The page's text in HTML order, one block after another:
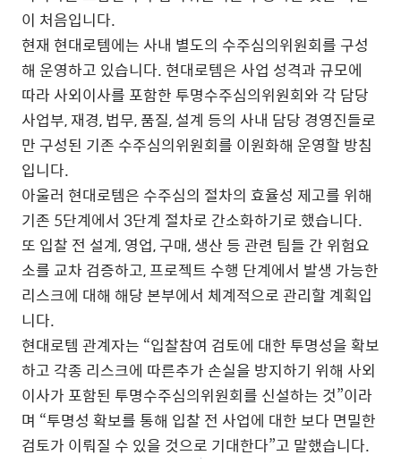
이 처음입니다.
현재 현대로템에는 사내 별도의 수주심의위원회를 구성
해 운영하고 있습니다. 현대로템은 사업 성격과 규모에
따라 사외이사를 포함한 투명수주심의위원회와 각 담당
사업부, 재경, 법무, 품질, 설계 등의 사내 담당 경영진들로
만 구성된 기존 수주심의위원회를 이원화해 운영할 방침
입니다.
아울러 현대로템은 수주심의 절차의 효율성 제고를 위해
기존 5단계에서 3단계 절차로 간소화하기로 했습니다.
또 입찰 전 설계, 영업, 구매, 생산 등 관련 팀들 간 위험요
소를 교차 검증하고, 프로젝트 수행 단계에서 발생 가능한
리스크에 대해 해당 본부에서 체계적으로 관리할 계획입
니다.
현대로템 관계자는 “입찰참여 검토에 대한 투명성을 확보
하고 각종 리스크에 따른추가 손실을 방지하기 위해 사외
이사가 포함된 투명수주심의위원회를 신설하는 것”이라
며 “투명성 확보를 통해 입찰 전 사업에 대한 보다 면밀한
검토가 이뤄질 수 있을 것으로 기대한다”고 말했습니다.